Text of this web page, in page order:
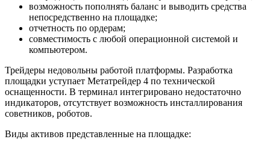
возможность пополнять баланс и выводить средства
непосредственно на площадке;
отчетность по ордерам;
совместимость с любой операционной системой и
компьютером.
Трейдеры недовольны работой платформы. Разработка
площадки уступает Метатрейдер 4 по технической
оснащенности. В терминал интегрировано недостаточно
индикаторов, отсутствует возможность инсталлирования
советников, роботов.
Виды активов представленные на площадке: